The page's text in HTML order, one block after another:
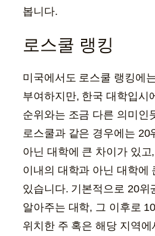
봅니다.
로스쿨 랭킹
미국에서도 로스쿨 랭킹에
부여하지만, 한국 대학입시
순위와는 조금 다른 의미인
로스쿨과 같은 경우에는 20
아닌 대학에 큰 차이가 있고
이내의 대학과 아닌 대학에
있습니다. 기본적으로 20위
알아주는 대학, 그 이후로
위치한 주 혹은 해당 지역에